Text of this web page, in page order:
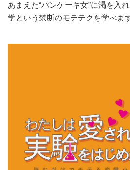
ワークスタイル
妊娠/出産/家族
トラベル
カルチャー/エンタメ
あまえた“パンケーキ女”に渇を入
学という禁断のモテテクを学べます